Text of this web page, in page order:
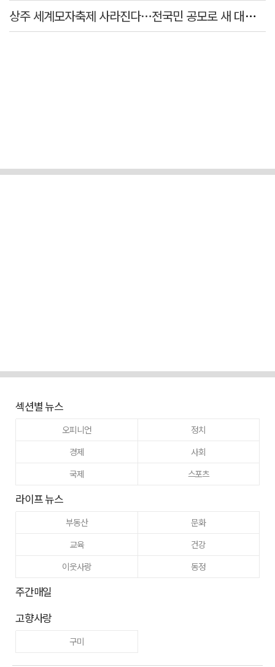
상주 세계모자축제 사라진다…전국민 공모로 새 대표축제 발굴 나서
섹션별 뉴스
오피니언
정치
경제
사회
국제
스포츠
라이프 뉴스
부동산
문화
교육
건강
이웃사랑
동정
주간매일
고향사랑
구미